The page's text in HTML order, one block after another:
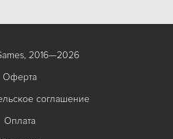
2016—2026
Оферта
соглашение
Оплата